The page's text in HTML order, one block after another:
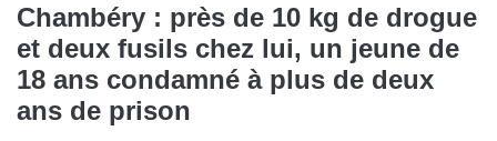
Chambéry : près de 10 kg de drogue
et deux fusils chez lui, un jeune de
18 ans condamné à plus de deux
ans de prison